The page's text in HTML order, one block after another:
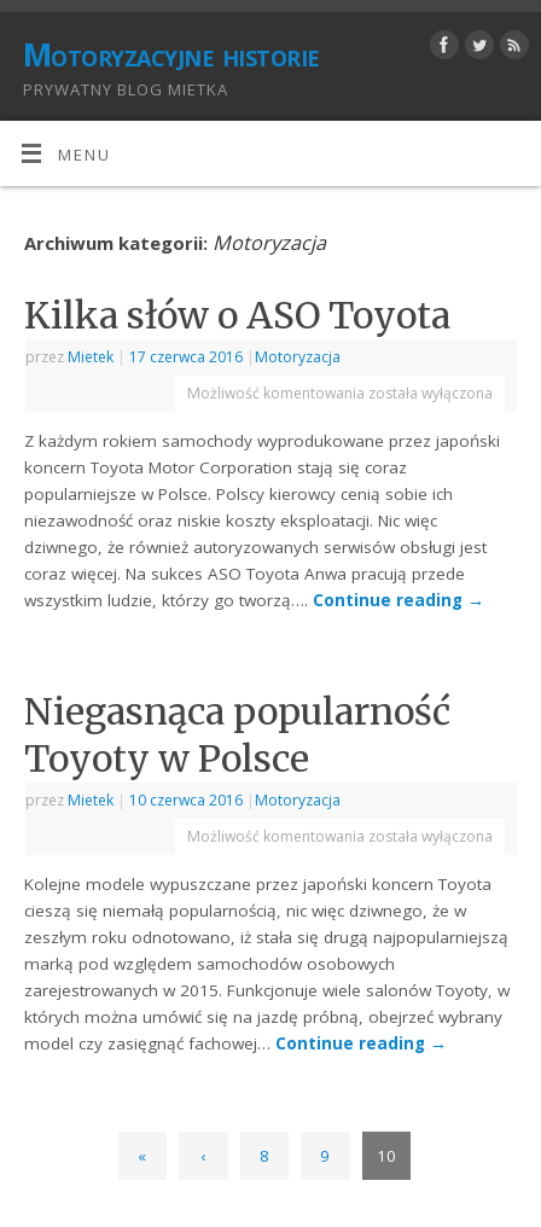
Motoryzacyjne historie
PRYWATNY BLOG MIETKA
MENU
Archiwum kategorii: Motoryzacja
Kilka słów o ASO Toyota
przez Mietek | 17 czerwca 2016 | Motoryzacja
Możliwość komentowania została wyłączona
Z każdym rokiem samochody wyprodukowane przez japoński
koncern Toyota Motor Corporation stają się coraz
popularniejsze w Polsce. Polscy kierowcy cenią sobie ich
niezawodność oraz niskie koszty eksploatacji. Nic więc
dziwnego, że również autoryzowanych serwisów obsługi jest
coraz więcej. Na sukces ASO Toyota Anwa pracują przede
wszystkim ludzie, którzy go tworzą…. Continue reading →
Niegasnąca popularność
Toyoty w Polsce
przez Mietek | 10 czerwca 2016 | Motoryzacja
Możliwość komentowania została wyłączona
Kolejne modele wypuszczane przez japoński koncern Toyota
cieszą się niemałą popularnością, nic więc dziwnego, że w
zeszłym roku odnotowano, iż stała się drugą najpopularniejszą
marką pod względem samochodów osobowych
zarejestrowanych w 2015. Funkcjonuje wiele salonów Toyoty, w
których można umówić się na jazdę próbną, obejrzeć wybrany
model czy zasięgnąć fachowej… Continue reading →
« ‹ 8 9 10